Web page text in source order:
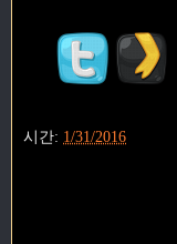
시간: 1/31/2016